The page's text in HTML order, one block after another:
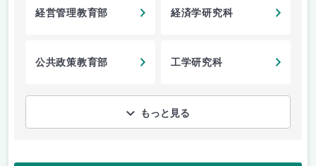
経営管理教育部 経済学研究科
公共政策教育部 工学研究科
もっと見る